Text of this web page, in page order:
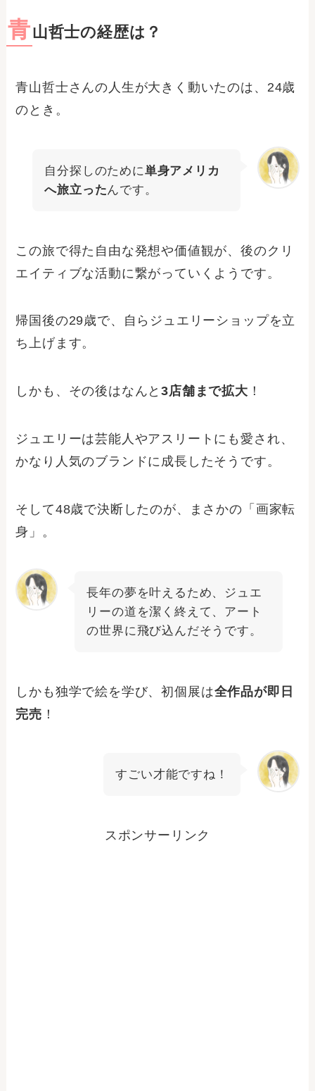
青山哲士の経歴は？
青山哲士さんの人生が大きく動いたのは、24歳
のとき。
自分探しのために単身アメリカ
へ旅立ったんです。
この旅で得た自由な発想や価値観が、後のクリ
エイティブな活動に繋がっていくようです。
帰国後の29歳で、自らジュエリーショップを立
ち上げます。
しかも、その後はなんと3店舗まで拡大 ！
ジュエリーは芸能人やアスリートにも愛され、
かなり人気のブランドに成長したそうです。
そして48歳で決断したのが、まさかの「画家転
身」。
長年の夢を叶えるため、ジュエ
リーの道を潔く終えて、アート
の世界に飛び込んだそうです。
しかも独学で絵を学び、初個展は全作品が即日
完売 ！
すごい才能ですね！
スポンサーリンク